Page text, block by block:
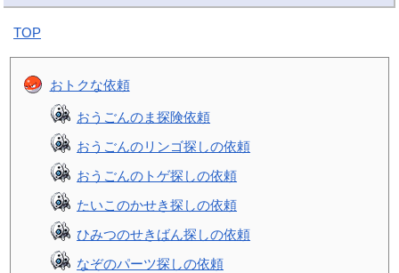
TOP
おトクな依頼
おうごんのま探険依頼
おうごんのリンゴ探しの依頼
おうごんのトゲ探しの依頼
たいこのかせき探しの依頼
ひみつのせきばん探しの依頼
なぞのパーツ探しの依頼